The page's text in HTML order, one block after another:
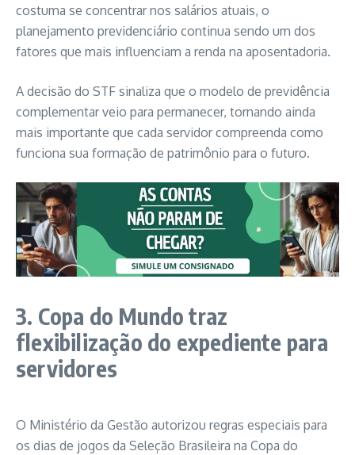
costuma se concentrar nos salários atuais, o
planejamento previdenciário continua sendo um dos
fatores que mais influenciam a renda na aposentadoria.
A decisão do STF sinaliza que o modelo de previdência
complementar veio para permanecer, tornando ainda
mais importante que cada servidor compreenda como
funciona sua formação de patrimônio para o futuro.
3. Copa do Mundo traz
flexibilização do expediente para
servidores
O Ministério da Gestão autorizou regras especiais para
os dias de jogos da Seleção Brasileira na Copa do